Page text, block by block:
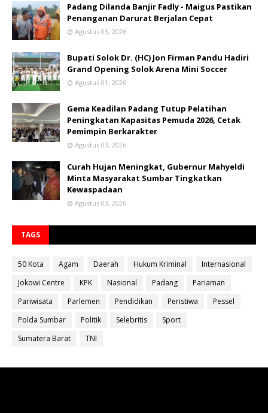
Padang Dilanda Banjir Fadly - Maigus Pastikan
Penanganan Darurat Berjalan Cepat
Agustus 03, 2026
Bupati Solok Dr. (HC) Jon Firman Pandu Hadiri
Grand Opening Solok Arena Mini Soccer
Agustus 01, 2026
Gema Keadilan Padang Tutup Pelatihan
Peningkatan Kapasitas Pemuda 2026, Cetak
Pemimpin Berkarakter
Agustus 03, 2026
Curah Hujan Meningkat, Gubernur Mahyeldi
Minta Masyarakat Sumbar Tingkatkan
Kewaspadaan
Agustus 03, 2026
TAGS
50 Kota Agam Daerah Hukum Kriminal
Internasional
Jokowi Centre
KPK Nasional Padang
Pariaman
Pariwisata
Parlemen Pendidikan Peristiwa
Pessel
Polda Sumbar
Politik Selebritis
Sport
Sumatera Barat
TNI